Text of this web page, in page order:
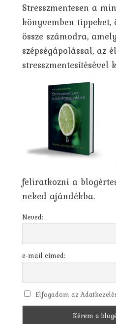
Stresszmentesen a
könyvemben
össze számodra,
szépségápolással, az
stresszmentesítésével
feliratkozni a
neked ajándékba.
Neved:
e-mail címed:
Elfogadom az